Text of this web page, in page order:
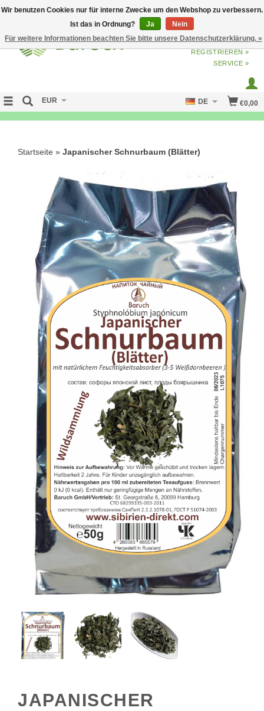
ANMELDENODERJETZT
REGISTRIEREN »
SERVICE »
€0,00
EUR DE
Startseite » Japanischer Schnurbaum (Blätter)
JAPANISCHER
Wir benutzen Cookies nur für interne Zwecke um den Webshop zu verbessern.
Ist das in Ordnung?
Ja
Nein
Für weitere Informationen beachten Sie bitte unsere Datenschutzerklärung. »